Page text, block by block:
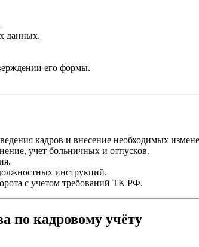
данных.
его формы.
кадров и внесение необходимых
учет больничных и отпусков.
инструкций.
с учетом требований ТК РФ.
по кадровому учёту